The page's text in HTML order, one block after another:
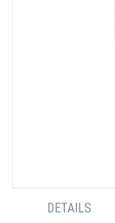
DETAILS